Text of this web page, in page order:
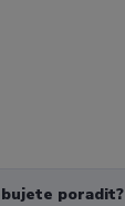
poradit?